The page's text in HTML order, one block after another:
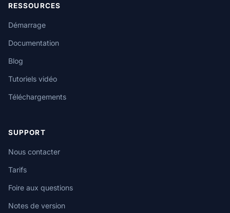
RESSOURCES
Démarrage
Documentation
Blog
Tutoriels vidéo
Téléchargements
SUPPORT
Nous contacter
Tarifs
Foire aux questions
Notes de version